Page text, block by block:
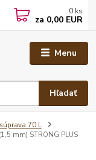
Menu
Hľadať
0 ks
za 0,00 EUR
70 L
mm) STRONG PLUS